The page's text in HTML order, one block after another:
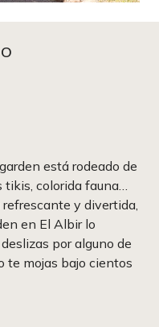
está rodeado de
colorida fauna…
y divertida,
en El Albir lo
por alguno de
te mojas bajo cientos